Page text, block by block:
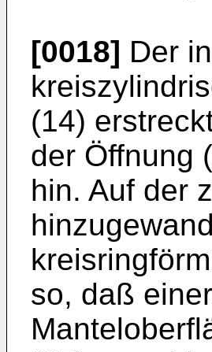
[0018] Der
(14)
der Öffnung
hin. Auf der
so, daß